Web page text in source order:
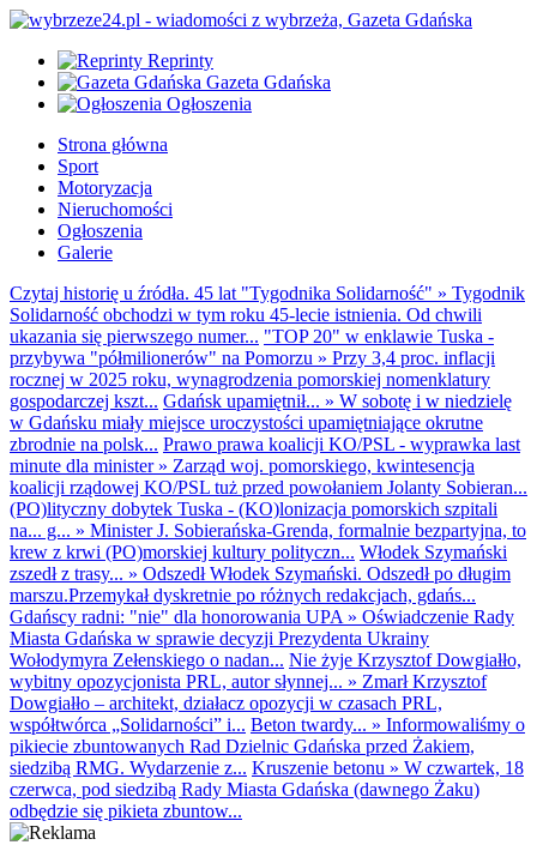
Reprinty
Gazeta Gdańska
Ogłoszenia
Strona główna
Sport
Motoryzacja
Nieruchomości
Ogłoszenia
Galerie
Czytaj historię u źródła. 45 lat "Tygodnika Solidarność" » Tygodnik
Solidarność obchodzi w tym roku 45-lecie istnienia. Od chwili
ukazania się pierwszego numer... "TOP 20" w enklawie Tuska -
przybywa "półmilionerów" na Pomorzu » Przy 3,4 proc. inflacji
rocznej w 2025 roku, wynagrodzenia pomorskiej nomenklatury
gospodarczej kszt... Gdańsk upamiętnił... » W sobotę i w niedzielę
w Gdańsku miały miejsce uroczystości upamiętniające okrutne
zbrodnie na polsk... Prawo prawa koalicji KO/PSL - wyprawka last
minute dla minister» Zarząd woj. pomorskiego, kwintesencja
koalicji rządowej KO/PSL tuż przed powołaniem Jolanty Sobieran...
(PO)lityczny dobytek Tuska - (KO)lonizacja pomorskich szpitali
na... g... » Minister J. Sobierańska-Grenda, formalnie bezpartyjna, to
krew z krwi (PO)morskiej kultury polityczn... Włodek Szymański
zszedł z trasy... » Odszedł Włodek Szymański. Odszedł po długim
marszu.Przemykał dyskretnie po różnych redakcjach, gdańs...
Gdańscy radni: "nie" dla honorowania UPA » Oświadczenie Rady
Miasta Gdańska w sprawie decyzji Prezydenta Ukrainy
Wołodymyra Zełenskiego o nadan... Nie żyje Krzysztof Dowgiałło,
wybitny opozycjonista PRL, autor słynnej... » Zmarł Krzysztof
Dowgiałło – architekt, działacz opozycji w czasach PRL,
współtwórca „Solidarności” i... Beton twardy... » Informowaliśmy o
pikiecie zbuntowanych Rad Dzielnic Gdańska przed Żakiem,
siedzibą RMG. Wydarzenie z... Kruszenie betonu » W czwartek, 18
czerwca, pod siedzibą Rady Miasta Gdańska (dawnego Żaku)
odbędzie się pikieta zbuntow...